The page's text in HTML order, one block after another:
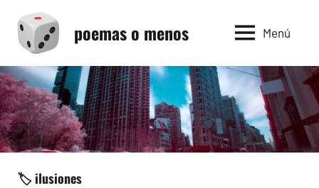
contenido
poemas o menos Menú
🏷️ ilusiones